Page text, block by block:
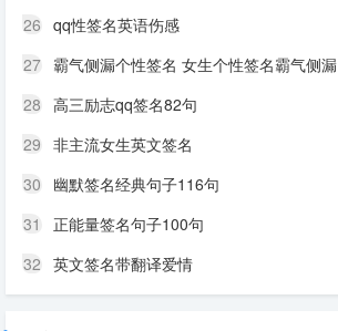
26 qq性签名英语伤感
27 霸气侧漏个性签名 女生个性签名霸气侧漏
28 高三励志qq签名82句
29 非主流女生英文签名
30
幽默签名经典句子116句
31
正能量签名句子100句
32 英文签名带翻译爱情